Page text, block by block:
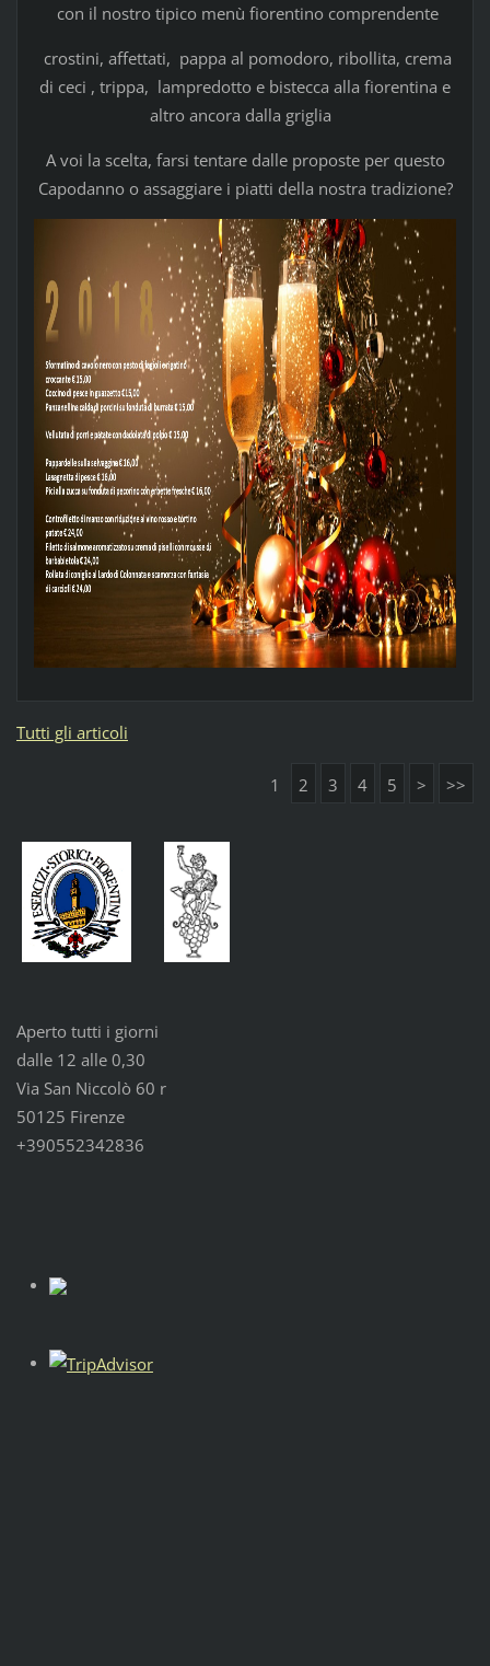
con il nostro tipico menù fiorentino comprendente
crostini, affettati, pappa al pomodoro, ribollita, crema
di ceci , trippa, lampredotto e bistecca alla fiorentina e
altro ancora dalla griglia
A voi la scelta, farsi tentare dalle proposte per questo
Capodanno o assaggiare i piatti della nostra tradizione?
Tutti gli articoli
1 2 3 4 5 > >>
Aperto tutti i giorni
dalle 12 alle 0,30
Via San Niccolò 60 r
50125 Firenze
+390552342836